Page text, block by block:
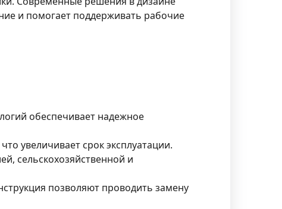
и помогает поддерживать рабочие
обеспечивает надежное
увеличивает срок эксплуатации.
сельскохозяйственной и
позволяют проводить замену